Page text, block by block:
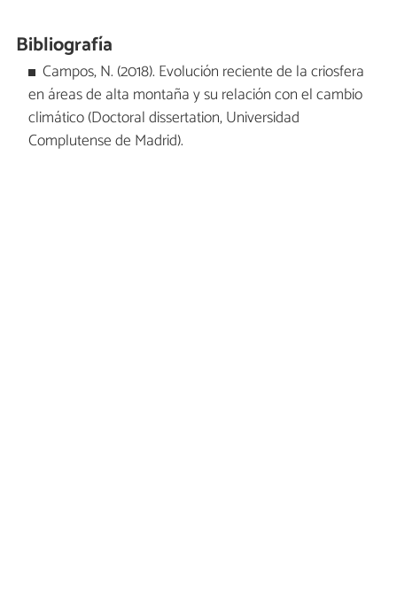
Bibliografía
Campos, N. (2018). Evolución reciente de la criosfera
en áreas de alta montaña y su relación con el cambio
climático (Doctoral dissertation, Universidad
Complutense de Madrid).